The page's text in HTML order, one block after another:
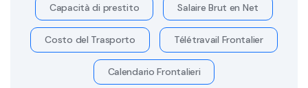
Capacità di prestito Salaire Brut en Net
Costo del Trasporto Télétravail Frontalier
Calendario Frontalieri